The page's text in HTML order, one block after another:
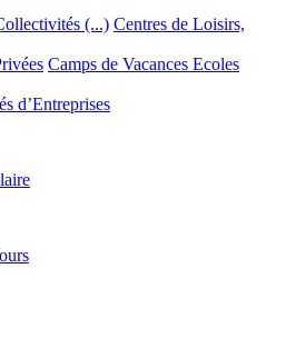
(...) Centres de Loisirs,
Camps de Vacances Ecoles
d’Entreprises